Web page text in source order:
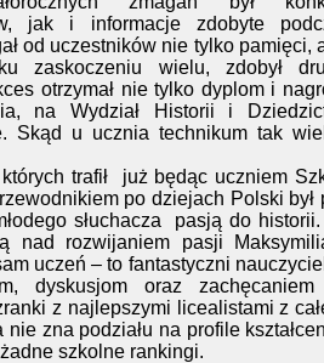
jak i informacje zdobyte
od uczestników nie tylko pamięci,
zaskoczeniu wielu, zdobył
otrzymał nie tylko dyplom i
na Wydział Historii i
Skąd u ucznia technikum tak
trafił
już będąc uczniem
po dziejach Polski był
słuchacza
pasją do historii.
nad rozwijaniem pasji
uczeń – to fantastyczni
dyskusjom oraz
z najlepszymi licealistami z
zna podziału na profile
szkolne rankingi.